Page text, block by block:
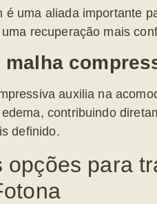
é uma aliada importante
recuperação mais
malha
auxilia na
contribuindo
definido.
opções para